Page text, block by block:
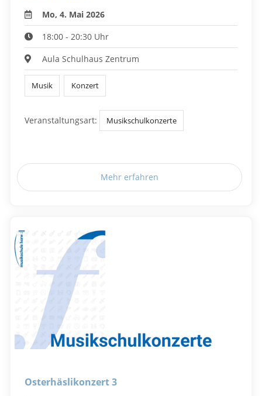
Mo, 4. Mai 2026
18:00 - 20:30 Uhr
Aula Schulhaus Zentrum
Musik Konzert
Veranstaltungsart: Musikschulkonzerte
Mehr erfahren
Osterhäslikonzert 3